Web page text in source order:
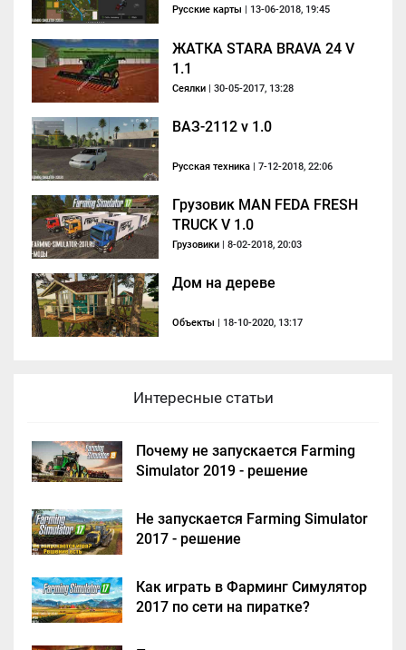
Русские карты | 13-06-2018, 19:45
ЖАТКА STARA BRAVA 24 V
1.1
Сеялки | 30-05-2017, 13:28
ВАЗ-2112 v 1.0
Русская техника | 7-12-2018, 22:06
Грузовик MAN FEDA FRESH
TRUCK V 1.0
Грузовики | 8-02-2018, 20:03
Дом на дереве
Объекты | 18-10-2020, 13:17
Интересные статьи
Почему не запускается Farming
Simulator 2019 - решение
Не запускается Farming Simulator
2017 - решение
Как играть в Фарминг Симулятор
2017 по сети на пиратке?